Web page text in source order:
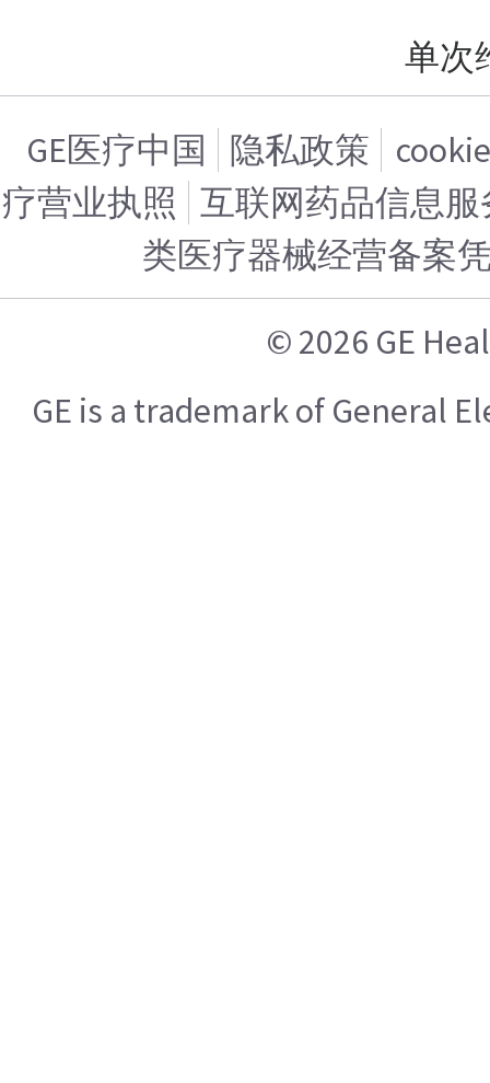
单次
GE医疗中国 隐私政策
疗营业执照 互联网药品信息服
类医疗器械经营备案
© 2026 GE
GE is a trademark of General